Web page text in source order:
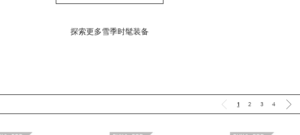
探索更多雪季时髦装备
1 2 3 4